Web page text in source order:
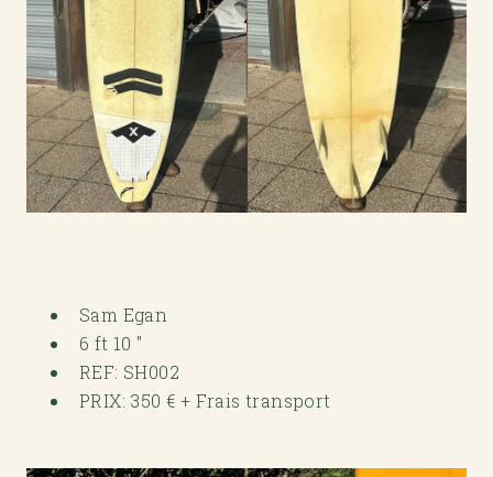
Sam Egan
6 ft 10 "
REF: SH002
PRIX: 350 € + Frais transport